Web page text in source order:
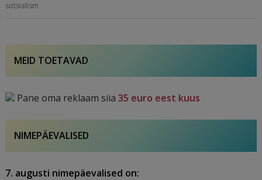
sotsialism
MEID TOETAVAD
Pane oma reklaam siia35 euro eest kuus
NIMEPÄEVALISED
7. augusti nimepäevalised on: